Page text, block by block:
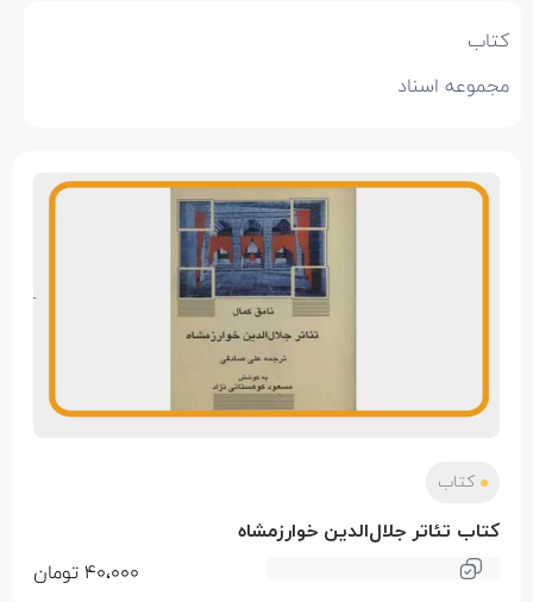
کتاب
مجموعه اسناد
کتاب
کتاب تئاتر جلال‌الدین خوارزمشاه
40،000 تومان